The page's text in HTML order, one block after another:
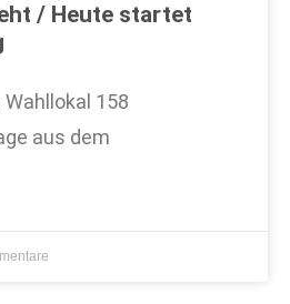
/ Heute startet
158
aus dem